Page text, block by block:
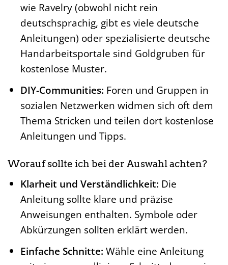
wie Ravelry (obwohl nicht rein
deutschsprachig, gibt es viele deutsche
Anleitungen) oder spezialisierte deutsche
Handarbeitsportale sind Goldgruben für
kostenlose Muster.
DIY-Communities: Foren und Gruppen in
sozialen Netzwerken widmen sich oft dem
Thema Stricken und teilen dort kostenlose
Anleitungen und Tipps.
Worauf sollte ich bei der Auswahl achten?
Klarheit und Verständlichkeit: Die
Anleitung sollte klare und präzise
Anweisungen enthalten. Symbole oder
Abkürzungen sollten erklärt werden.
Einfache Schnitte: Wähle eine Anleitung